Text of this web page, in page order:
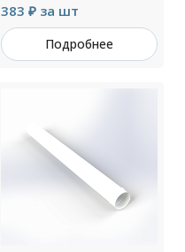
383 ₽ за шт
Подробнее